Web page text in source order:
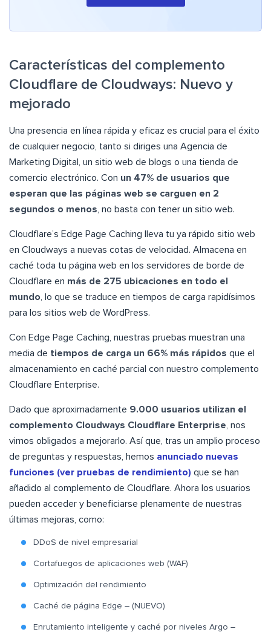
Características del complemento
Cloudflare de Cloudways: Nuevo y
mejorado
Una presencia en línea rápida y eficaz es crucial para el éxito
de cualquier negocio, tanto si diriges una Agencia de
Marketing Digital, un sitio web de blogs o una tienda de
comercio electrónico. Con un 47% de usuarios que
esperan que las páginas web se carguen en 2
segundos o menos , no basta con tener un sitio web.
Cloudflare’s Edge Page Caching lleva tu ya rápido sitio web
en Cloudways a nuevas cotas de velocidad. Almacena en
caché toda tu página web en los servidores de borde de
Cloudflare en más de 275 ubicaciones en todo el
mundo , lo que se traduce en tiempos de carga rapidísimos
para los sitios web de WordPress.
Con Edge Page Caching, nuestras pruebas muestran una
media de tiempos de carga un 66% más rápidos que el
almacenamiento en caché parcial con nuestro complemento
Cloudflare Enterprise.
Dado que aproximadamente 9.000 usuarios utilizan el
complemento Cloudways Cloudflare Enterprise , nos
vimos obligados a mejorarlo. Así que, tras un amplio proceso
de preguntas y respuestas, hemos anunciado nuevas
funciones (ver pruebas de rendimiento) que se han
añadido al complemento de Cloudflare. Ahora los usuarios
pueden acceder y beneficiarse plenamente de nuestras
últimas mejoras, como:
DDoS de nivel empresarial
Cortafuegos de aplicaciones web (WAF)
Optimización del rendimiento
Caché de página Edge – (NUEVO)
Enrutamiento inteligente y caché por niveles Argo –